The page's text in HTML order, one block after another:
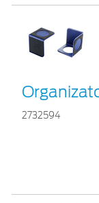
2732594